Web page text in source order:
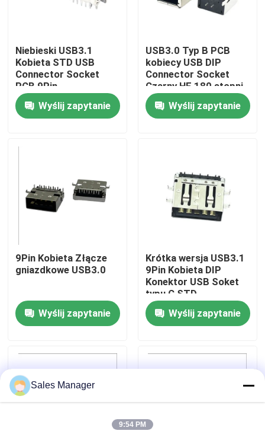
Dom
Wycieczka po fabryce
Poprosić o wycenę
Złącze USB DIP
Złącze gniazda USB
Niebieski USB3.1
Kobieta STD USB
Connector Socket
PCB 9Pin
Wyślij zapytanie
USB3.0 Typ B PCB
kobiecy USB DIP
Connector Socket
Czarny HF 180 stopni
T
Wyślij zapytanie
9Pin Kobieta Złącze
gniazdkowe USB3.0
Wyślij zapytanie
Krótka wersja USB3.1
9Pin Kobieta DIP
Konektor USB Soket
typu C STD
Wyślij zapytanie
Sales Manager
9:54 PM